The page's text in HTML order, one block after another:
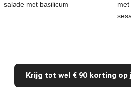
salade met basilicum
met
Krijg tot wel € 90 korting op